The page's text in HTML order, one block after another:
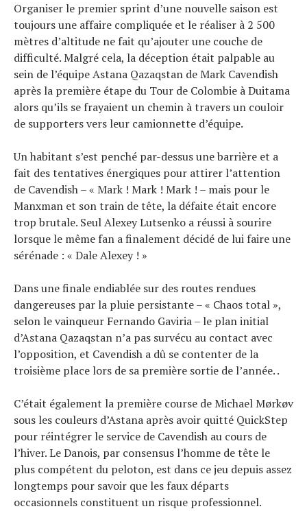
Organiser le premier sprint d’une nouvelle saison est
toujours une affaire compliquée et le réaliser à 2 500
mètres d’altitude ne fait qu’ajouter une couche de
difficulté. Malgré cela, la déception était palpable au
sein de l’équipe Astana Qazaqstan de Mark Cavendish
après la première étape du Tour de Colombie à Duitama
alors qu’ils se frayaient un chemin à travers un couloir
de supporters vers leur camionnette d’équipe.
Un habitant s’est penché par-dessus une barrière et a
fait des tentatives énergiques pour attirer l’attention
de Cavendish – « Mark ! Mark ! Mark ! – mais pour le
Manxman et son train de tête, la défaite était encore
trop brutale. Seul Alexey Lutsenko a réussi à sourire
lorsque le même fan a finalement décidé de lui faire une
sérénade : « Dale Alexey ! »
Dans une finale endiablée sur des routes rendues
dangereuses par la pluie persistante – « Chaos total »,
selon le vainqueur Fernando Gaviria – le plan initial
d’Astana Qazaqstan n’a pas survécu au contact avec
l’opposition, et Cavendish a dû se contenter de la
troisième place lors de sa première sortie de l’année. .
C’était également la première course de Michael Mørkøv
sous les couleurs d’Astana après avoir quitté QuickStep
pour réintégrer le service de Cavendish au cours de
l’hiver. Le Danois, par consensus l’homme de tête le
plus compétent du peloton, est dans ce jeu depuis assez
longtemps pour savoir que les faux départs
occasionnels constituent un risque professionnel.
Actualités
Technologies
Tests de produits
Conseils
Tous nos articles
À propos